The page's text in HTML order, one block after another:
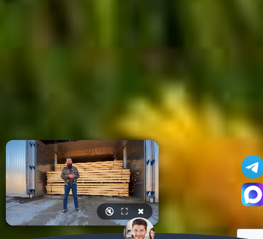
🔇 ⛶ ✖